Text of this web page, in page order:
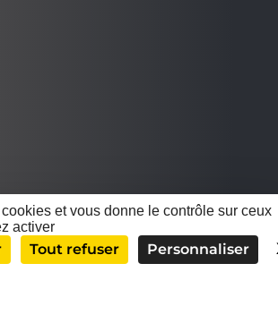
et vous donne le contrôle sur ceux
activer
Tout refuser Personnaliser